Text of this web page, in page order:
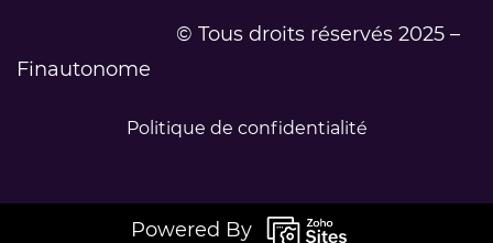
© Tous droits réservés 2025 –
Finautonome
Politique de confidentialité
Powered By